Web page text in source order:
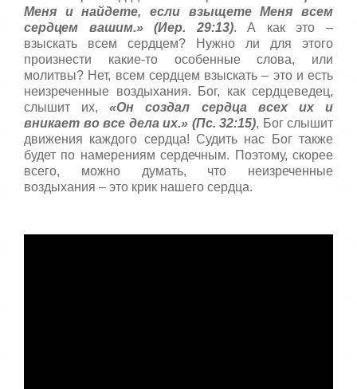
Меня и найдете, если взыщете Меня всем
сердцем вашим.» (Иер. 29:13). А как это –
взыскать всем сердцем? Нужно ли для этого
произнести какие-то особенные слова, или
молитвы? Нет, всем сердцем взыскать – это и есть
неизреченные воздыхания. Бог, как сердцеведец,
слышит их,«Он создал сердца всех их и
вникает во все дела их.» (Пс. 32:15), Бог слышит
движения каждого сердца! Судить нас Бог также
будет по намерениям сердечным. Поэтому, скорее
всего, можно думать, что неизреченные
воздыхания – это крик нашего сердца.